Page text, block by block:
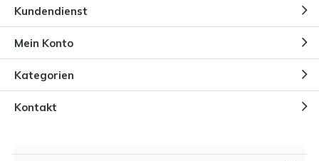
DurchNiels Cox
Megalodon-Zahn?
Was macht einen Megalodon-
Kundendienst
Mein Konto
Kategorien
Kontakt